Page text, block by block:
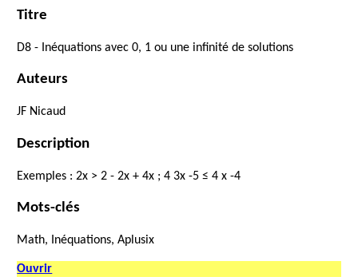
Titre
D8 - Inéquations avec 0, 1 ou une infinité de solutions
Auteurs
JF Nicaud
Description
Exemples : 2x > 2 - 2x + 4x ; 4 3x -5 ≤ 4 x -4
Mots-clés
Math, Inéquations, Aplusix
Ouvrir